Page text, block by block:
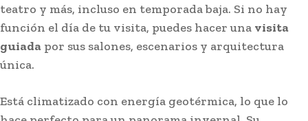
teatro y más, incluso en temporada baja. Si no hay
función el día de tu visita, puedes hacer una visita
guiada por sus salones, escenarios y arquitectura
única.
Está climatizado con energía geotérmica, lo que lo